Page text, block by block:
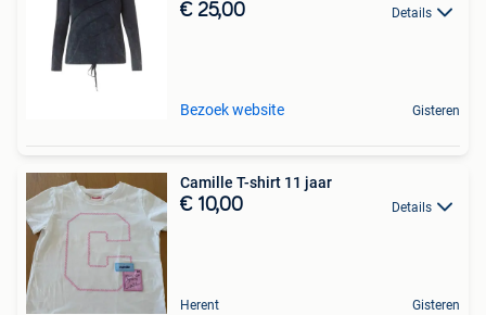
€ 25,00 Details
Bezoek website Gisteren
Camille T-shirt 11 jaar
€ 10,00 Details
Herent Gisteren